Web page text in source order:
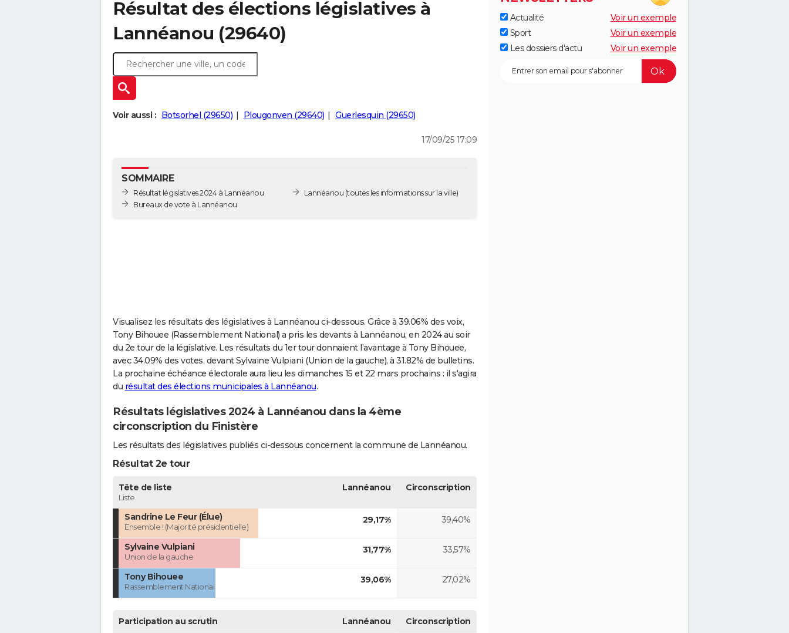
Résultat des élections législatives à
Lannéanou (29640)
Voir aussi : Botsorhel (29650) Plougonven (29640) Guerlesquin (29650)
17/09/25 17:09
SOMMAIRE
Résultat législatives 2024 à Lannéanou
Bureaux de vote à Lannéanou
Lannéanou (toutes les informations sur la ville)
Visualisez les résultats des législatives à Lannéanou ci-dessous. Grâce à 39.06% des voix,
Tony Bihouee (Rassemblement National) a pris les devants à Lannéanou, en 2024 au soir
du 2e tour de la législative. Les résultats du 1er tour donnaient l’avantage à Tony Bihouee,
avec 34.09% des votes, devant Sylvaine Vulpiani (Union de la gauche), à 31.82% de bulletins.
La prochaine échéance électorale aura lieu les dimanches 15 et 22 mars prochains : il s'agira
du résultat des élections municipales à Lannéanou.
Résultats législatives 2024 à Lannéanou dans la 4ème
circonscription du Finistère
Les résultats des législatives publiés ci-dessous concernent la commune de Lannéanou.
Résultat 2e tour
Tête de liste
Liste
Lannéanou Circonscription
Sandrine Le Feur (Élue)
Ensemble ! (Majorité présidentielle)
29,17% 39,40%
Sylvaine Vulpiani
Union de la gauche
31,77% 33,57%
Tony Bihouee
Rassemblement National
39,06% 27,02%
Participation au scrutin Lannéanou Circonscription
Actualité
Voir un exemple
Sport
Voir un exemple
Les dossiers d'actu
Voir un exemple